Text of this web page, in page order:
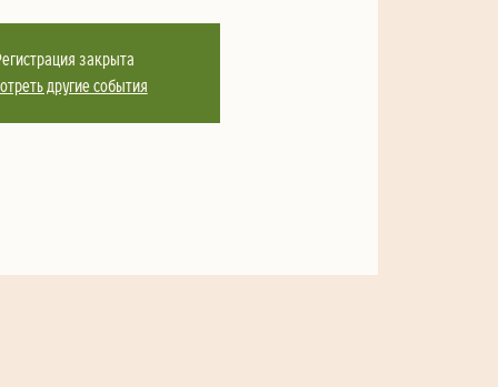
закрыта
другие события